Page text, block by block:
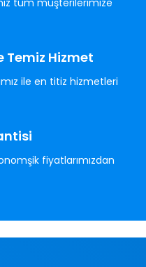
tüm müşterilerimize
Temiz Hizmet
ile en titiz hizmetleri
fiyatlarımızdan